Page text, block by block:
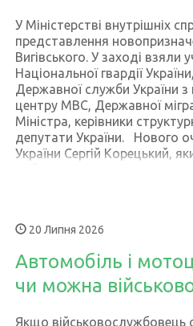
У Міністерстві внутрішніх
представлення
Вигівського. У заході взяли
Національної гвардії
Державної служби України з
центру МВС, Державної
Міністра, керівники
депутати України. Нового
України Сергій Корецький,
повномасштабного
надзвичайно важливу місію
громадян, бере участь у
залишається одним із
безпеки», – зауважив
новопризначений Міністр
20 Липня 2026
Автомобіль і
чи можна
Якщо військовослужбовець